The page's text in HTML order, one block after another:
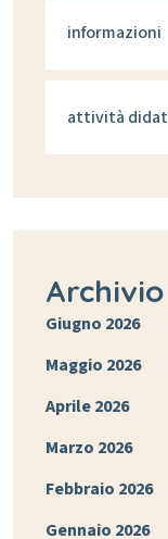
informazioni
attività
Archivio
Giugno 2026
Maggio 2026
Aprile 2026
Marzo 2026
Febbraio 2026
Gennaio 2026